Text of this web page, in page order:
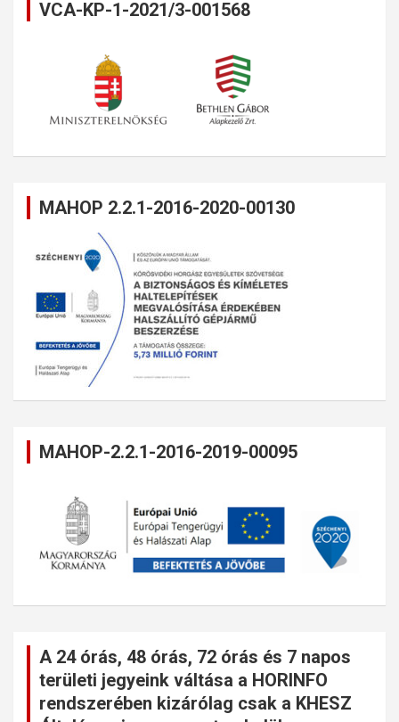
VCA-KP-1-2021/3-001568
MAHOP 2.2.1-2016-2020-00130
MAHOP-2.2.1-2016-2019-00095
A 24 órás, 48 órás, 72 órás és 7 napos
területi jegyeink váltása a HORINFO
rendszerében kizárólag csak a KHESZ